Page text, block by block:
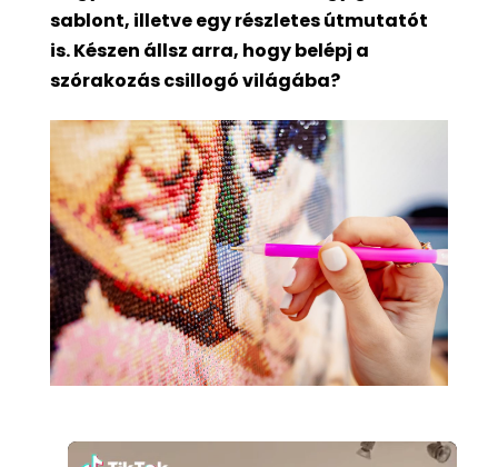
sablont, illetve egy részletes útmutatót
is. Készen állsz arra, hogy belépj a
szórakozás csillogó világába?